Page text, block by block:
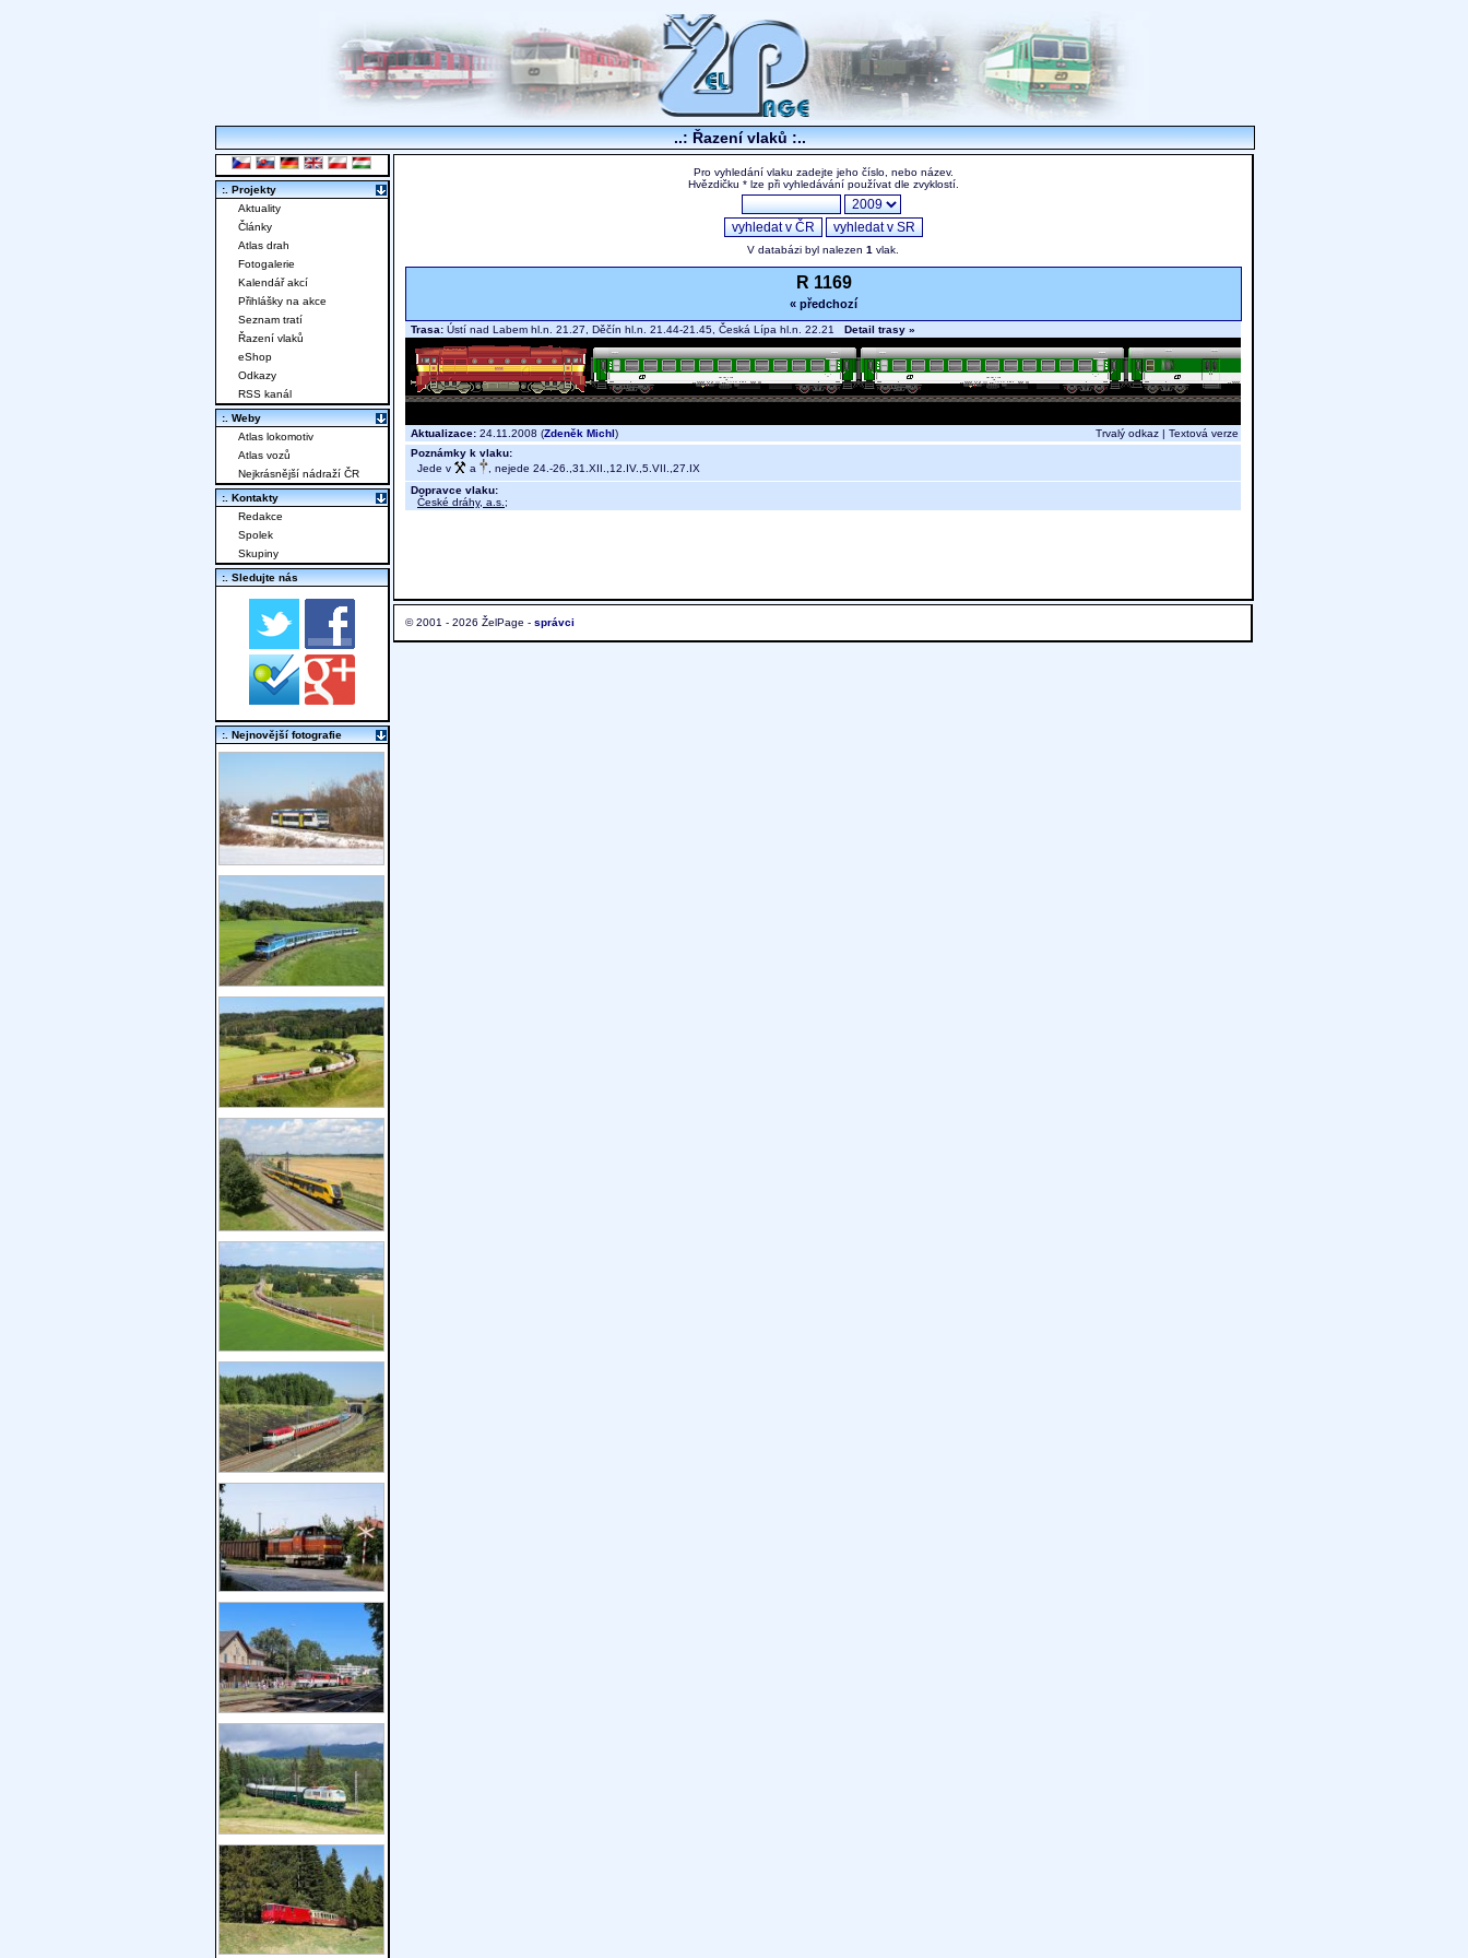
..: Řazení vlaků :..
Pro vyhledání vlaku zadejte jeho číslo, nebo název.
Hvězdičku * lze při vyhledávání používat dle zvyklostí.
V databázi byl nalezen 1 vlak.
R 1169
« předchozí
Trasa: Ústí nad Labem hl.n. 21.27, Děčín hl.n. 21.44-21.45, Česká Lípa hl.n. 22.21 Detail trasy »
Aktualizace: 24.11.2008 (Zdeněk Michl) Trvalý odkaz | Textová verze
Poznámky k vlaku:
Jede v
a
, nejede 24.-26.,31.XII.,12.IV.,5.VII.,27.IX
Dopravce vlaku:
České dráhy, a.s. ;
© 2001 - 2026 ŽelPage - správci
:. Projekty
Aktuality
Články
Atlas drah
Fotogalerie
Kalendář akcí
Přihlášky na akce
Seznam tratí
Řazení vlaků
eShop
Odkazy
RSS kanál
:. Weby
Atlas lokomotiv
Atlas vozů
Nejkrásnější nádraží ČR
:. Kontakty
Redakce
Spolek
Skupiny
:. Sledujte nás
:. Nejnovější fotografie